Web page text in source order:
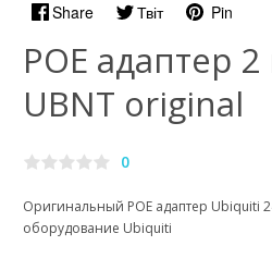
Share Твіт Pin
POE адаптер
UBNT original
0
Оригинальный РОЕ адаптер Ubiquiti
оборудование Ubiquiti